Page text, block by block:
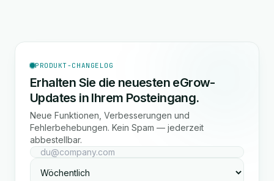
PRODUKT-CHANGELOG
Erhalten Sie die neuesten eGrow-
Updates in Ihrem Posteingang.
Neue Funktionen, Verbesserungen und
Fehlerbehebungen. Kein Spam — jederzeit
abbestellbar.